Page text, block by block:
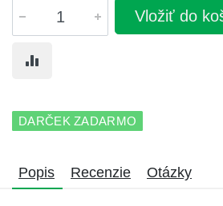
Vložiť do
DARČEK ZADARMO
Popis Recenzie Otázky